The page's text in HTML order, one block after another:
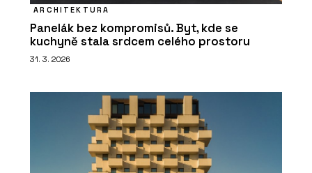
ARCHITEKTURA
Panelák bez kompromisů. Byt, kde se
kuchyně stala srdcem celého prostoru
31. 3. 2026